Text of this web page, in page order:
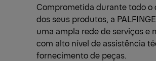
Comprometida durante todo o
dos seus produtos, a
uma ampla rede de serviços e
com alto nível de assistência
fornecimento de peças.